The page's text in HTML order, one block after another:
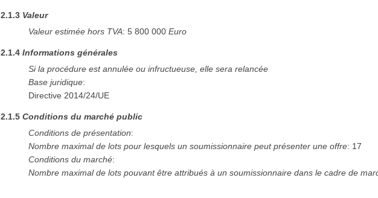
2.1.3 Valeur
Valeur estimée hors TVA:5 800 000 Euro
2.1.4Informations générales
Si la procédure est annulée ou infructueuse, elle sera relancée
Base juridique:
Directive 2014/24/UE
2.1.5Conditions du marché public
Conditions de présentation:
Nombre maximal de lots pour lesquels un soumissionnaire peut présenter une offre: 17
Conditions du marché:
Nombre maximal de lots pouvant être attribués à un soumissionnaire dans le cadre de